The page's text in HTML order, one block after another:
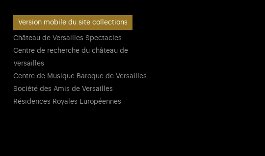
Version mobile du site collections
Château de Versailles Spectacles
Centre de recherche du château de
Versailles
Centre de Musique Baroque de Versailles
Société des Amis de Versailles
Résidences Royales Européennes